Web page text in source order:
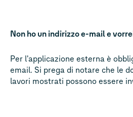
Non ho un indirizzo e-mail e
Per l'applicazione esterna è
email. Si prega di notare che le
lavori mostrati possono essere